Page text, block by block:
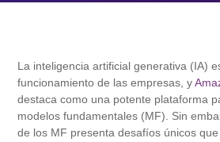
La inteligencia artificial generativa (IA)
funcionamiento de las empresas, y
destaca como una potente plataforma
modelos fundamentales (MF). Sin
de los MF presenta desafíos únicos